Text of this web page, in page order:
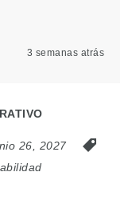
3 semanas atrás
26, 2027